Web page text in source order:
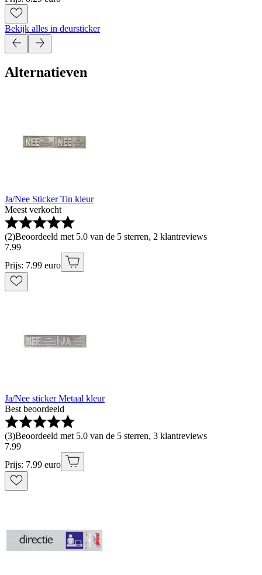
Bekijk alles in deursticker
Alternatieven
Ja/Nee Sticker Tin kleur
Meest verkocht
(2)Beoordeeld met 5.0 van de 5 sterren, 2 klantreviews
7.99
Prijs: 7.99 euro
Ja/Nee sticker Metaal kleur
Best beoordeeld
(3)Beoordeeld met 5.0 van de 5 sterren, 3 klantreviews
7.99
Prijs: 7.99 euro